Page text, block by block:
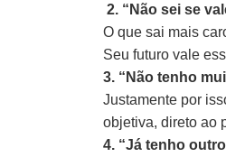
2. “Não sei se
O que sai mais
Seu futuro vale
3. “Não tenho
Justamente por
objetiva, direto ao
4. “Já tenho